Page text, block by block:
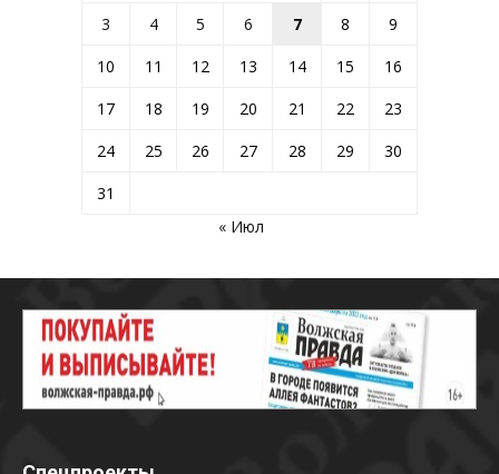
3
4 5 6 7 8
9
10
11 12 13 14 15
16
17
18 19 20 21 22
23
24
25 26 27 28 29
30
31
« Июл